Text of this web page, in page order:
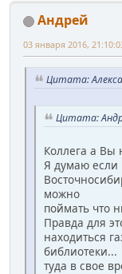
Андрей
03 января 2016,
Цитата:
Цитата:
Коллега а Вы
Я думаю если
можно
поймать что
Правда для
находиться
библиотеки...
туда в свое